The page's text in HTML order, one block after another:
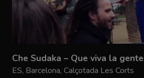
Che Sudaka – Que viva la gente
ES, Barcelona, Calçotada Les Corts